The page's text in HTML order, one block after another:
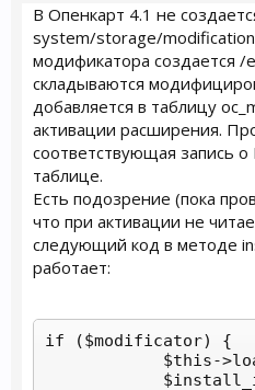
В Опенкарт 4.1 не
system/storage/
модификатора создается /
складываются
добавляется в таблицу
активации расширения.
соответствующая запись
таблице.
Есть подозрение (пока
что при активации не
следующий код в методе
работает:
if ($modificator) {
$this-